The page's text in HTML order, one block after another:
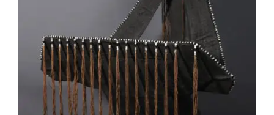
AS032 Coiffe de mariage Yao – Chine